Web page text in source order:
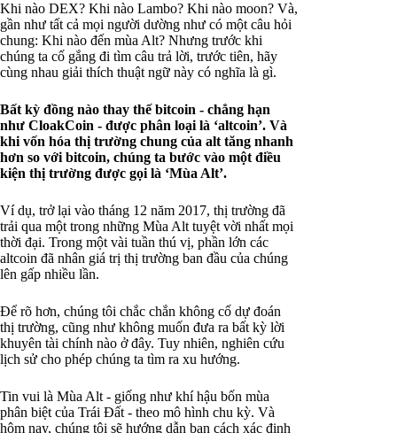
Khi nào DEX? Khi nào Lambo? Khi nào moon? Và,
gần như tất cả mọi người dường như có một câu hỏi
chung: Khi nào đến mùa Alt? Nhưng trước khi
chúng ta cố gắng đi tìm câu trả lời, trước tiên, hãy
cùng nhau giải thích thuật ngữ này có nghĩa là gì.
Bất kỳ đồng nào thay thế bitcoin - chẳng hạn
như CloakCoin - được phân loại là ‘altcoin’. Và
khi vốn hóa thị trường chung của alt tăng nhanh
hơn so với bitcoin, chúng ta bước vào một điều
kiện thị trường được gọi là ‘Mùa Alt’.
Ví dụ, trở lại vào tháng 12 năm 2017, thị trường đã
trải qua một trong những Mùa Alt tuyệt vời nhất mọi
thời đại. Trong một vài tuần thú vị, phần lớn các
altcoin đã nhân giá trị thị trường ban đầu của chúng
lên gấp nhiều lần.
Để rõ hơn, chúng tôi chắc chắn không cố dự đoán
thị trường, cũng như không muốn đưa ra bất kỳ lời
khuyên tài chính nào ở đây. Tuy nhiên, nghiên cứu
lịch sử cho phép chúng ta tìm ra xu hướng.
Tin vui là Mùa Alt - giống như khí hậu bốn mùa
phân biệt của Trái Đất - theo mô hình chu kỳ. Và
hôm nay, chúng tôi sẽ hướng dẫn bạn cách xác định